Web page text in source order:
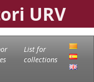
URV
List for
collections